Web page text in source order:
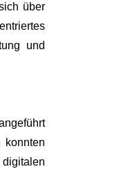
über
und